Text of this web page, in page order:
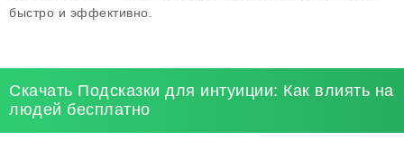
быстро и эффективно.
Скачать Подсказки для интуиции: Как влиять на
людей бесплатно